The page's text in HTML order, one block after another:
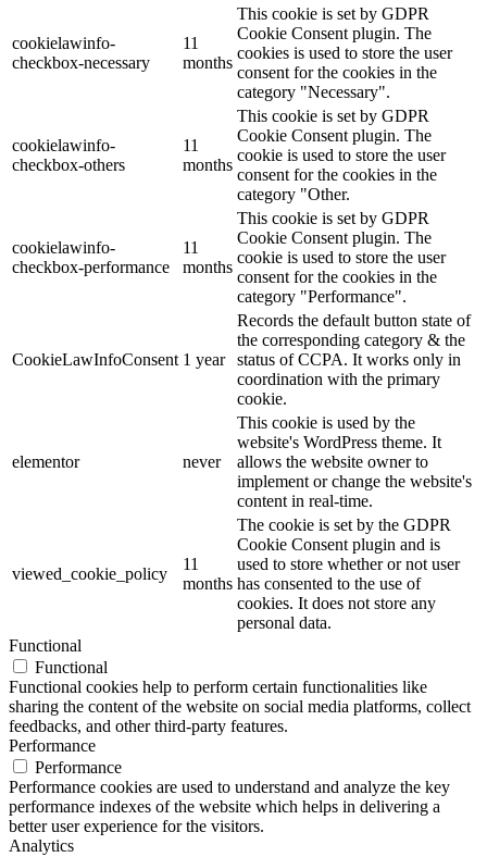
cookielawinfo-
checkbox-necessary
11
months
This cookie is set by GDPR
Cookie Consent plugin. The
cookies is used to store the user
consent for the cookies in the
category "Necessary".
cookielawinfo-
checkbox-others
11
months
This cookie is set by GDPR
Cookie Consent plugin. The
cookie is used to store the user
consent for the cookies in the
category "Other.
cookielawinfo-
checkbox-performance
11
months
This cookie is set by GDPR
Cookie Consent plugin. The
cookie is used to store the user
consent for the cookies in the
category "Performance".
CookieLawInfoConsent 1 year
Records the default button state of
the corresponding category & the
status of CCPA. It works only in
coordination with the primary
cookie.
elementor never
This cookie is used by the
website's WordPress theme. It
allows the website owner to
implement or change the website's
content in real-time.
viewed_cookie_policy
11
months
The cookie is set by the GDPR
Cookie Consent plugin and is
used to store whether or not user
has consented to the use of
cookies. It does not store any
personal data.
Functional
Functional
Functional cookies help to perform certain functionalities like
sharing the content of the website on social media platforms, collect
feedbacks, and other third-party features.
Performance
Performance
Performance cookies are used to understand and analyze the key
performance indexes of the website which helps in delivering a
better user experience for the visitors.
Analytics